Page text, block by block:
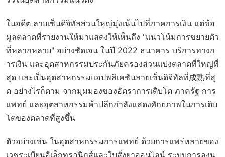
ในอดีต ลายเซ็นดิจิทัลส่วนใหญ่มุ่งเน้นไปที่ภาคการเงิน แต่ข้อ
มูลตลาดที่รายงานให้มาแสดงให้เห็นถึง "แนวโน้มการขยายตัว
ที่หลากหลาย" อย่างชัดเจน ในปี 2022 ธนาคาร บริการทางก
ารเงิน และอุตสาหกรรมประกันภัยครองส่วนแบ่งตลาดที่ใหญ่ที่
สุด และเป็นอุตสาหกรรมแอปพลิเคชันลายเซ็นดิจิทัลที่成熟ที่สุ
ด อย่างไรก็ตาม จากมุมมองของอัตราการเติบโต ภาครัฐ การ
แพทย์ และอุตสาหกรรมค้าปลีกกำลังแสดงศักยภาพในการเติบ
โตของตลาดที่สูงขึ้น
ตัวอย่างเช่น ในอุตสาหกรรมการแพทย์ ด้วยการแพร่หลายของ